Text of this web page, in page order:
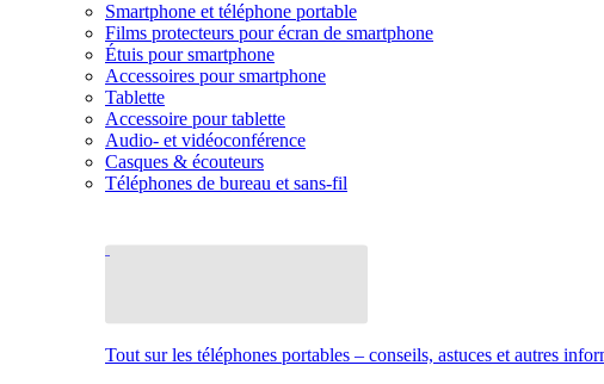
Smartphone et téléphone portable
Films protecteurs pour écran de smartphone
Étuis pour smartphone
Accessoires pour smartphone
Tablette
Accessoire pour tablette
Audio- et vidéoconférence
Casques & écouteurs
Téléphones de bureau et sans-fil
Tout sur les téléphones portables – conseils, astuces et autres